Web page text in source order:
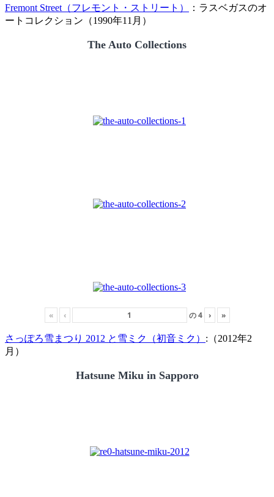
Fremont Street（フレモント・ストリート）
：ラスベガスのオ
ートコレクション（1990年11月）
The Auto Collections
« ‹ の4 › »
さっぽろ雪まつり 2012 と雪ミク（初音ミク） :（2012年2
月）
Hatsune Miku in Sapporo